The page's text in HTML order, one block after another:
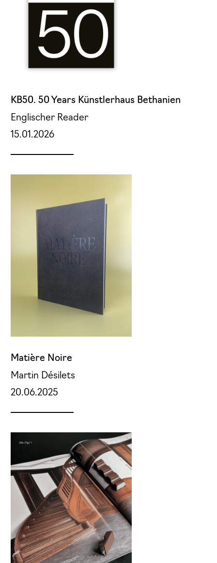
KB50. 50 Years Künstlerhaus Bethanien
Englischer Reader
15.01.2026
Matière Noire
Martin Désilets
20.06.2025